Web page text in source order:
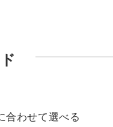
合わせて選べる